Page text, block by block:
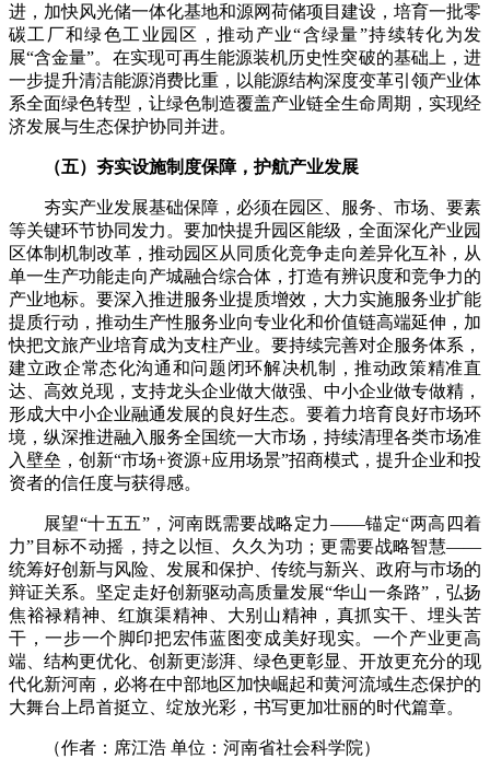
进，加快风光储一体化基地和源网荷储项目建设，培育一批零
碳工厂和绿色工业园区，推动产业“含绿量”持续转化为发
展“含金量”。在实现可再生能源装机历史性突破的基础上，进
一步提升清洁能源消费比重，以能源结构深度变革引领产业体
系全面绿色转型，让绿色制造覆盖产业链全生命周期，实现经
济发展与生态保护协同并进。
（五）夯实设施制度保障，护航产业发展
夯实产业发展基础保障，必须在园区、服务、市场、要素
等关键环节协同发力。要加快提升园区能级，全面深化产业园
区体制机制改革，推动园区从同质化竞争走向差异化互补，从
单一生产功能走向产城融合综合体，打造有辨识度和竞争力的
产业地标。要深入推进服务业提质增效，大力实施服务业扩能
提质行动，推动生产性服务业向专业化和价值链高端延伸，加
快把文旅产业培育成为支柱产业。要持续完善对企服务体系，
建立政企常态化沟通和问题闭环解决机制，推动政策精准直
达、高效兑现，支持龙头企业做大做强、中小企业做专做精，
形成大中小企业融通发展的良好生态。要着力培育良好市场环
境，纵深推进融入服务全国统一大市场，持续清理各类市场准
入壁垒，创新“市场+资源+应用场景”招商模式，提升企业和投
资者的信任度与获得感。
展望“十五五”，河南既需要战略定力——锚定“两高四着
力”目标不动摇，持之以恒、久久为功；更需要战略智慧——
统筹好创新与风险、发展和保护、传统与新兴、政府与市场的
辩证关系。坚定走好创新驱动高质量发展“华山一条路”，弘扬
焦裕禄精神、红旗渠精神、大别山精神，真抓实干、埋头苦
干，一步一个脚印把宏伟蓝图变成美好现实。一个产业更高
端、结构更优化、创新更澎湃、绿色更彰显、开放更充分的现
代化新河南，必将在中部地区加快崛起和黄河流域生态保护的
大舞台上昂首挺立、绽放光彩，书写更加壮丽的时代篇章。
（作者：席江浩 单位：河南省社会科学院）